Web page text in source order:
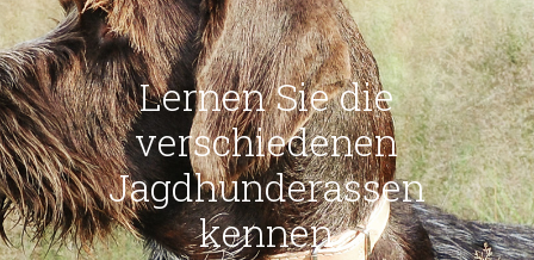
Lernen Sie die
verschiedenen
Jagdhunderassen
kennen